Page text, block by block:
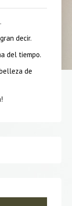
decir.
del tiempo.
de